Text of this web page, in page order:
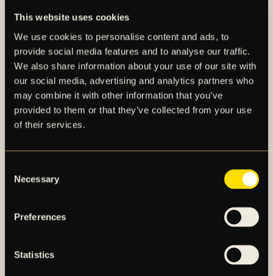
This website uses cookies
We use cookies to personalise content and ads, to
provide social media features and to analyse our traffic.
We also share information about your use of our site with
our social media, advertising and analytics partners who
may combine it with other information that you’ve
provided to them or that they’ve collected from your use
of their services.
Selection
Necessary
Preferences
Statistics
Hamza över showen och berättade stolt att han
heter Hamza och är sex år. Nabbe och hans son tog
sedan varvet längst östra långsidan till Norra Stå där
hyllningarna fortsatte. Kvällens dittills högsta vrål
kom när Nabbe passade fram bollen till sin son som
tryckte ett stenhårt vristskott i målet framför klacken.
Klockan 20:03 sparkades den andra halvleken i gång
kvitteringsjakt. Det var också ett svartgult lag som
kom med en helt annan fart och tryck till den andra
akten, vid flertalet gånger slet man sig loss från sina
dittills utan resultat. I matchminut 55 valde José
Riveiro att genomföra kvällens första byte då Taha
Ayari sprungit klart för dagen, in på planen stegade i
stället Erik Flataker. Två minuter senare blev Mujanic